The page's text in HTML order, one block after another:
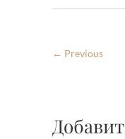
← Previous